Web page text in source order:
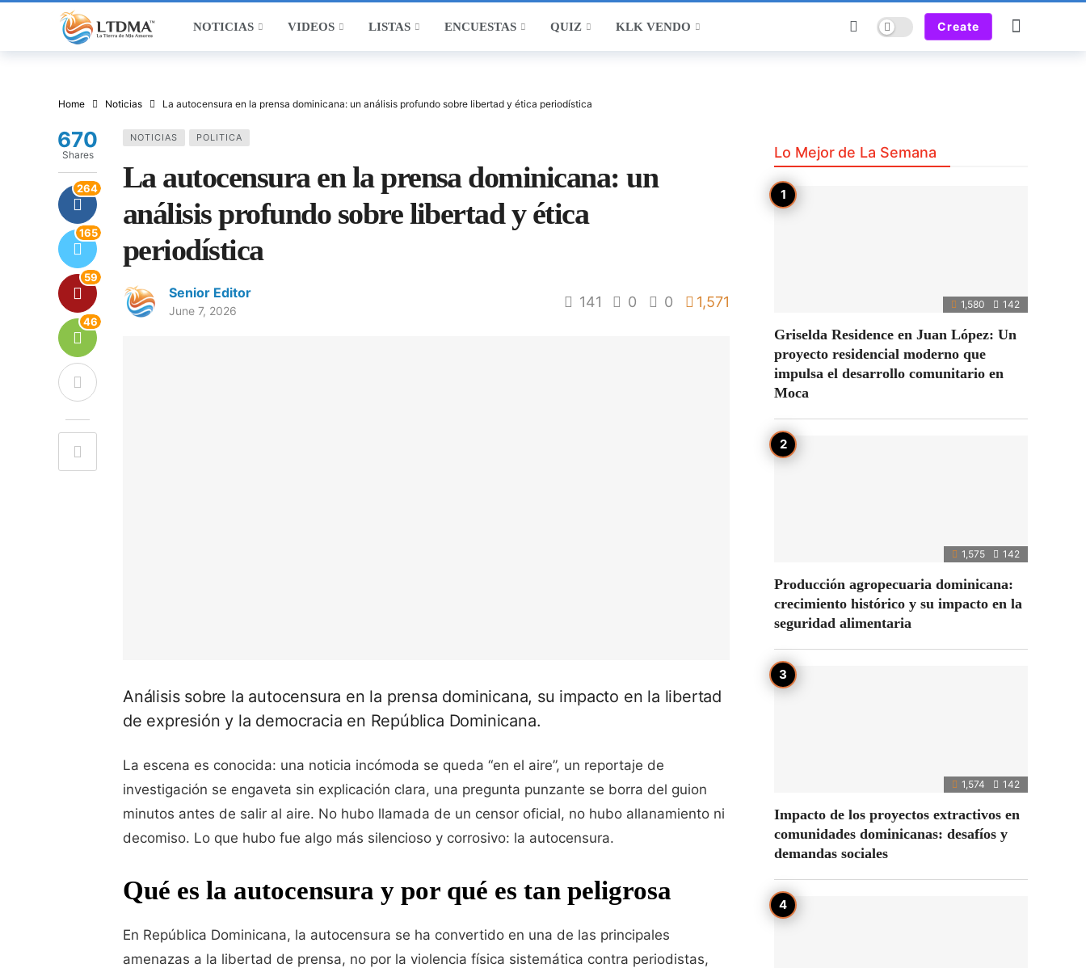
NOTICIAS VIDEOS LISTAS ENCUESTAS QUIZ KLK VENDO Dark mode Create
Home Noticias La autocensura en la prensa dominicana: un análisis profundo sobre libertad y ética periodística
NOTICIAS POLITICA
La autocensura en la prensa dominicana: un
análisis profundo sobre libertad y ética
periodística
Senior Editor
June 7, 2026
141 0 0 1,571
670
Shares
264
165
59
46
Análisis sobre la autocensura en la prensa dominicana, su impacto en la libertad
de expresión y la democracia en República Dominicana.
La escena es conocida: una noticia incómoda se queda “en el aire”, un reportaje de
investigación se engaveta sin explicación clara, una pregunta punzante se borra del guion
minutos antes de salir al aire. No hubo llamada de un censor oficial, no hubo allanamiento ni
decomiso. Lo que hubo fue algo más silencioso y corrosivo: la autocensura.
Qué es la autocensura y por qué es tan peligrosa
En República Dominicana, la autocensura se ha convertido en una de las principales
amenazas a la libertad de prensa, no por la violencia física sistemática contra periodistas,
Lo Mejor de La Semana
1,580 142
Griselda Residence en Juan López: Un
proyecto residencial moderno que
impulsa el desarrollo comunitario en
Moca
1,575 142
Producción agropecuaria dominicana:
crecimiento histórico y su impacto en la
seguridad alimentaria
1,574 142
Impacto de los proyectos extractivos en
comunidades dominicanas: desafíos y
demandas sociales